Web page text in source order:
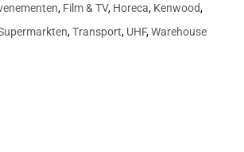
, Film & TV, Horeca, Kenwood,
,Transport, UHF,Warehouse